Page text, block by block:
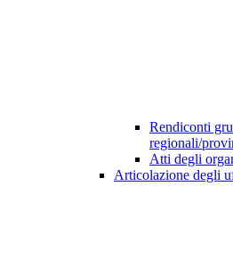
Rendiconti
regionali/
Atti degli
Articolazione degli